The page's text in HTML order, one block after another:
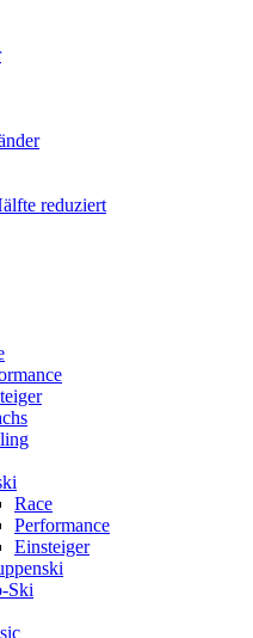
reduziert
Race
Performance
Einsteiger
Ski